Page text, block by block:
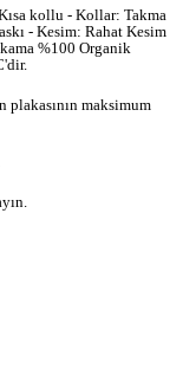
kollu - Kollar: Takma
- Kesim: Rahat Kesim
%100 Organik
plakasının maksimum